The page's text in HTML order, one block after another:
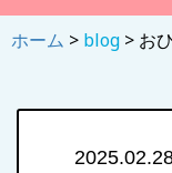
ホーム > blog > お